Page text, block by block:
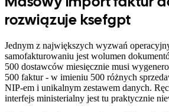
rozwiązuje ksefgpt
Jednym z największych wyzwań
samofakturowaniu jest wolumen
500 dostawców miesięcznie musi
500 faktur - w imieniu 500 różnych
NIP-em i unikalnym zestawem danych.
interfejs ministerialny jest tu praktycznie